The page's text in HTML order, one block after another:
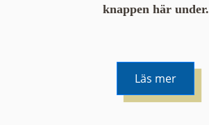
knappen här under.
Läs mer